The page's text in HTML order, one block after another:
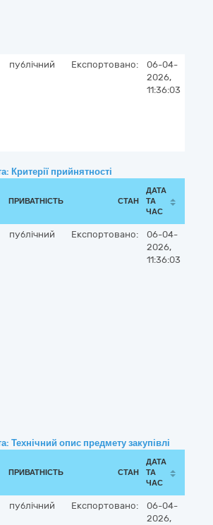
публічний Експортовано:
06-04-
2026,
11:36:03
Критерії прийнятності
ПРИВАТНІСТЬ СТАН
ДАТА
ТА
ЧАС
публічний Експортовано:
06-04-
2026,
11:36:03
Технічний опис предмету закупівлі
ПРИВАТНІСТЬ СТАН
ДАТА
ТА
ЧАС
публічний Експортовано:
06-04-
2026,